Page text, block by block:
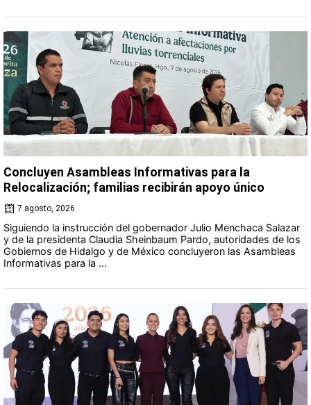
Concluyen Asambleas Informativas para la
Relocalización; familias recibirán apoyo único
7 agosto, 2026
Siguiendo la instrucción del gobernador Julio Menchaca Salazar
y de la presidenta Claudia Sheinbaum Pardo, autoridades de los
Gobiernos de Hidalgo y de México concluyeron las Asambleas
Informativas para la ...